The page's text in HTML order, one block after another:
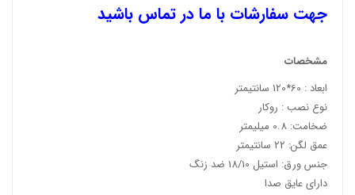
جهت سفارشات با ما در تماس باشید
مشخصات
ابعاد : 60*120 سانتیمتر
نوع نصب : روکار
ضخامت: 0.8 میلیمتر
عمق لگن: 22 سانتیمتر
جنس ورق: استیل 18/10 ضد زنگ
دارای عایق صدا